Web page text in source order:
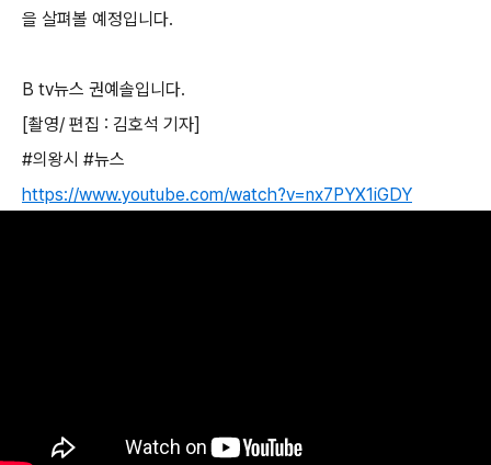
을 살펴볼 예정입니다.
B tv뉴스 권예솔입니다.
[촬영/ 편집 : 김호석 기자]
#의왕시 #뉴스
https://www.youtube.com/watch?v=nx7PYX1iGDY